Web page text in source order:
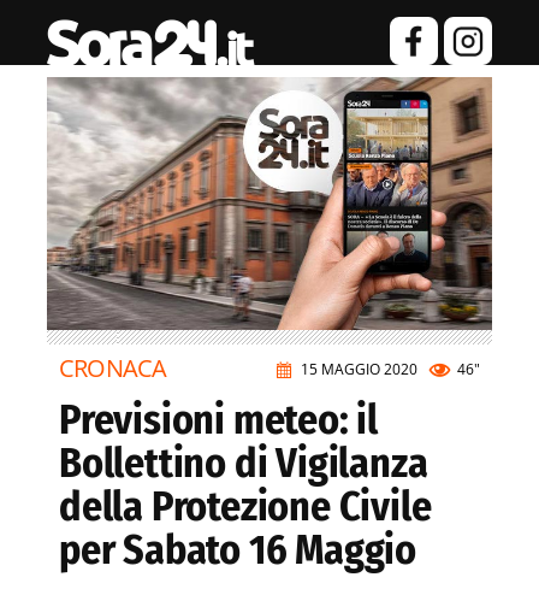
15 MAGGIO 2020 46"
CRONACA
Previsioni meteo: il
Bollettino di Vigilanza
della Protezione Civile
per Sabato 16 Maggio